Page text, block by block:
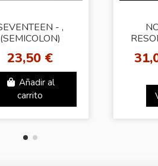
- ,
(SEMICOLON)
23,50 €
Añadir al
carrito